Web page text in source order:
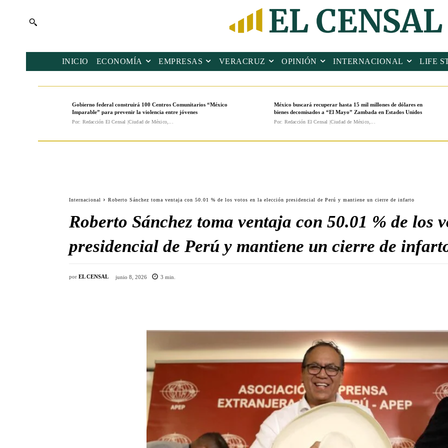
INICIO ECONOMÍA EMPRESAS VERACRUZ OPINIÓN INTERNACIONAL LIFE
Gobierno federal construirá 100 Centros Comunitarios “México
Imparable” para prevenir la violencia entre jóvenes
Por: Redacción El Censal |Ciudad de México,...
México buscará recuperar hasta 15 mil millones de dólares en
bienes decomisados a “El Mayo” Zambada en Estados Unidos
Por: Redacción El Censal |Ciudad de México,...
Internacional Roberto Sánchez toma ventaja con 50.01 % de los votos en la elección presidencial de Perú y mantiene un cierre de infarto
Roberto Sánchez toma ventaja con 50.01 % de los
presidencial de Perú y mantiene un cierre de
por EL CENSAL junio 8, 2026 3 min.